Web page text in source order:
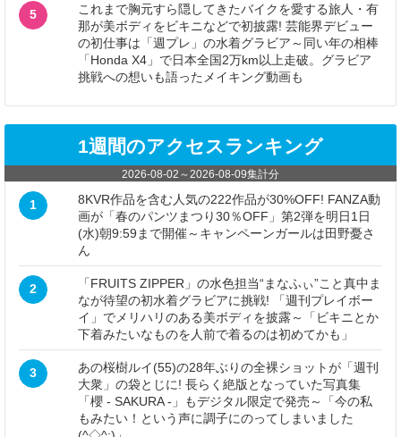
5
これまで胸元すら隠してきたバイクを愛する旅人・有
那が美ボディをビキニなどで初披露! 芸能界デビュー
の初仕事は「週プレ」の水着グラビア～同い年の相棒
「Honda X4」で日本全国2万km以上走破。グラビア
挑戦への想いも語ったメイキング動画も
1週間のアクセスランキング
2026-08-02 ～2026-08-09集計分
1
8KVR作品を含む人気の222作品が30%OFF! FANZA動
画が「春のパンツまつり30％OFF」第2弾を明日1日
(水)朝9:59まで開催～キャンペーンガールは田野憂さ
ん
2
「FRUITS ZIPPER」の水色担当“まなふぃ”こと真中ま
なが待望の初水着グラビアに挑戦! 「週刊プレイボー
イ」でメリハリのある美ボディを披露～「ビキニとか
下着みたいなものを人前で着るのは初めてかも」
3
あの桜樹ルイ(55)の28年ぶりの全裸ショットが「週刊
大衆」の袋とじに! 長らく絶版となっていた写真集
「櫻 - SAKURA -」もデジタル限定で発売～「今の私
もみたい！という声に調子にのってしまいました